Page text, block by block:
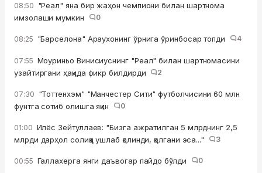
08:50 "Реал" яна бир жаҳон чемпиони билан шартнома
имзолаши мумкин
0
08:25 "Барселона" Араухонинг ўрнига ўринбосар топди 4
07:55 Моуриньо Винисиуснинг "Реал" билан шартномасини
узайтиргани ҳақида фикр билдирди
2
07:30 "Тоттенхэм" "Манчестер Сити" футболчисини 60 млн
фунтга сотиб олишга яқин
0
01:00 Илёс Зейтуллаев: "Бизга ажратилган 5 млрднинг 2,5
млрди дарҳол солиққа ушлаб қолинди, қолгани эса..."
3
00:55 Галлахерга янги даъвогар пайдо бўлди 0